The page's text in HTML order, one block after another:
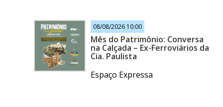
08/08/2026 10:00
Mês do Patrimônio: Conversa
na Calçada – Ex-Ferroviários da
Cia. Paulista
Espaço Expressa